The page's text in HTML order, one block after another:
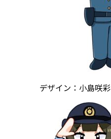
デザイン：小島咲彩